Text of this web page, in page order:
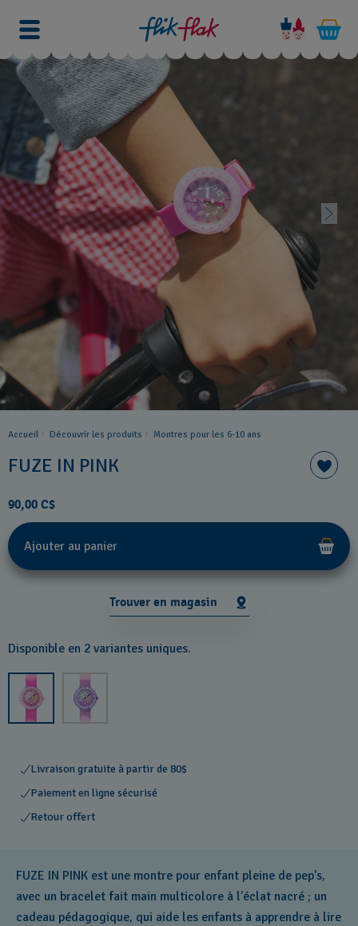
Accueil Découvrir les produits Montres pour les 6-10 ans
FUZE IN PINK
90,00 C$
Ajouter au panier
Trouver en magasin
Disponible en 2 variantes uniques.
Livraison gratuite à partir de 80$
Paiement en ligne sécurisé
Retour offert
FUZE IN PINK est une montre pour enfant pleine de pep's,
avec un bracelet fait main multicolore à l’éclat nacré ; un
cadeau pédagogique, qui aide les enfants à apprendre à lire